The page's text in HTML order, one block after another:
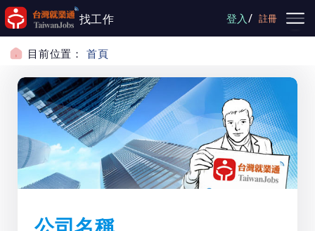
跳到主要內容
找工作 登入/ 註冊
目前位置： 首頁